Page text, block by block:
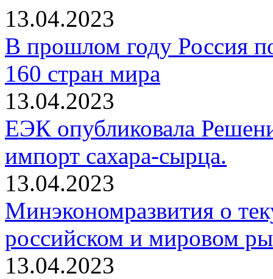
13.04.2023
В прошлом году Россия
160 стран мира
13.04.2023
ЕЭК опубликовала
импорт сахара-сырца.
13.04.2023
Минэкономразвития о
российском и мировом
13.04.2023